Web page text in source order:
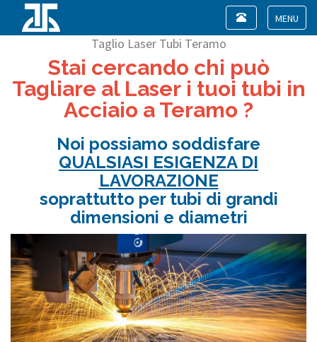
Toggle
Toggle
navigation
Taglio Laser Tubi Teramo
Stai cercando chi può
Tagliare al Laser i tuoi tubi in
Acciaio a Teramo ?
Noi possiamo soddisfare
QUALSIASI ESIGENZA DI
LAVORAZIONE
soprattutto per tubi di grandi
dimensioni e diametri